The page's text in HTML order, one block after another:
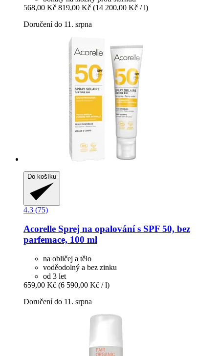
568,00 Kč 819,00 Kč (14 200,00 Kč / l)
Doručení do 11. srpna
Do košíku
4.3 (75)
Acorelle Sprej na opalování s SPF 50, bez
parfemace, 100 ml
na obličej a tělo
voděodolný a bez zinku
od 3 let
659,00 Kč (6 590,00 Kč / l)
Doručení do 11. srpna